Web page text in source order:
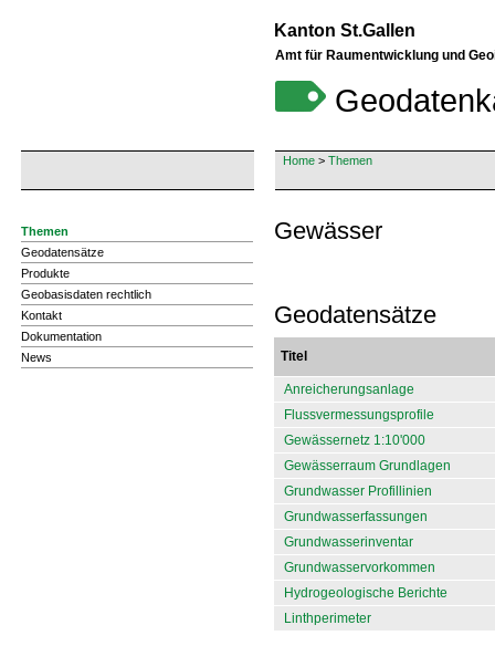
Kanton St.Gallen
Amt für Raumentwicklung und
Home > Themen
Themen
Geodatensätze
Produkte
Geobasisdaten rechtlich
Kontakt
Dokumentation
News
Gewässer
Geodatensätze
Titel
Anreicherungsanlage
Flussvermessungsprofile
Gewässernetz 1:10'000
Gewässerraum Grundlagen
Grundwasser Profillinien
Grundwasserfassungen
Grundwasserinventar
Grundwasservorkommen
Hydrogeologische Berichte
Linthperimeter